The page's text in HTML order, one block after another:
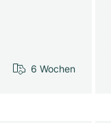
6 Wochen